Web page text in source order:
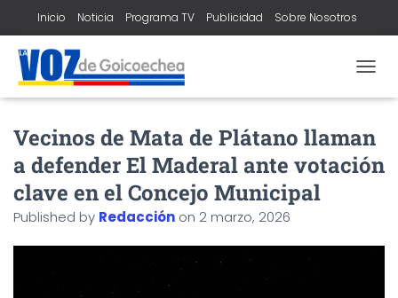
Inicio Noticia Programa TV Publicidad Sobre Nosotros
O
G
L
E
G
Vecinos de Mata de Plátano llaman
a defender El Maderal ante votación
clave en el Concejo Municipal
Published by Redacción on 2 marzo, 2026